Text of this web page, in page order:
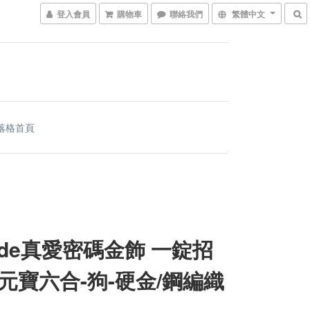
登入會員 購物車 聯絡我們 繁體中文
格首頁
真愛密碼金飾 一錠招
寶六合-狗-硬金/鋼編織